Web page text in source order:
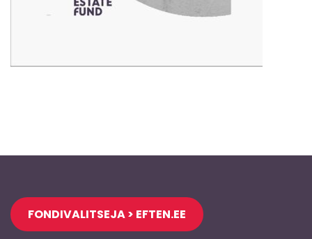
Jaluse
navigatsioon
FONDIVALITSEJA > EFTEN.EE